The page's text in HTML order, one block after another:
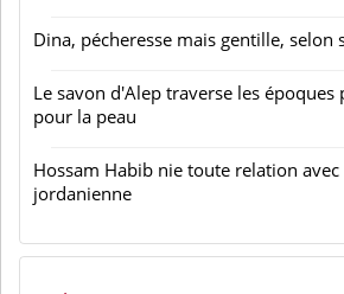
Dina, pécheresse mais gentille, selon
Le savon d'Alep traverse les époques
pour la peau
Hossam Habib nie toute relation
jordanienne